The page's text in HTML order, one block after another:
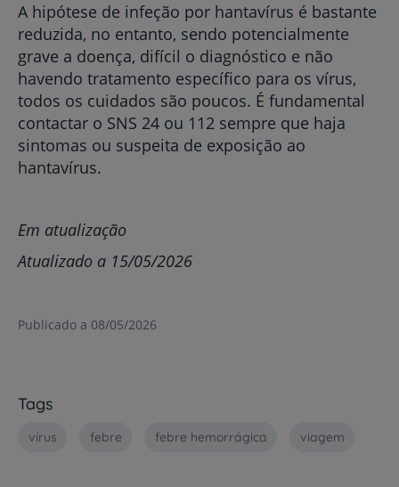
A hipótese de infeção por hantavírus é bastante
reduzida, no entanto, sendo potencialmente
grave a doença, difícil o diagnóstico e não
havendo tratamento específico para os vírus,
todos os cuidados são poucos. É fundamental
contactar o SNS 24 ou 112 sempre que haja
sintomas ou suspeita de exposição ao
hantavírus.
Em atualização
Atualizado a 15/05/2026
Publicado a 08/05/2026
Tags
vírus febre febre hemorrágica viagem